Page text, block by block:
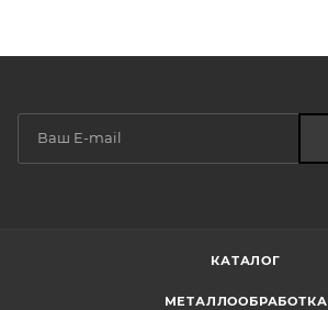
КАТАЛОГ
МЕТАЛЛООБРАБОТКА